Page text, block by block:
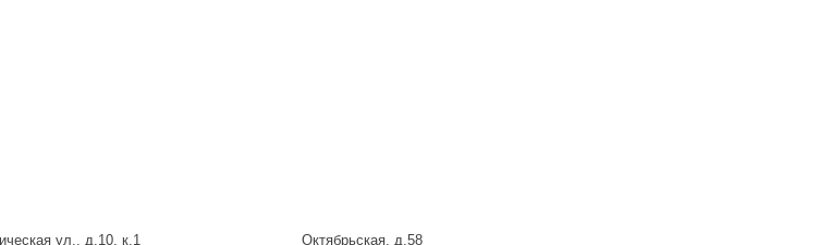
ул., д.10, к.1 Октябрьская, д.58